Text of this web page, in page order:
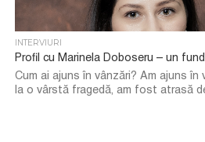
INTERVIURI
Profil cu Marinela Doboseru – un
Cum ai ajuns în vânzări? Am ajuns în
la o vârstă fragedă, am fost atrasă